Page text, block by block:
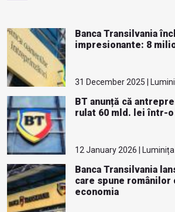
Banca Transilvania
impresionante: 8
31 December 2025 |
BT anunță că
rulat 60 mld. lei într-
12 January 2026 |
Banca Transilvania
care spune românilor
economia